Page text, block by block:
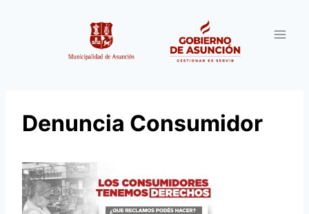
Denuncia Consumidor